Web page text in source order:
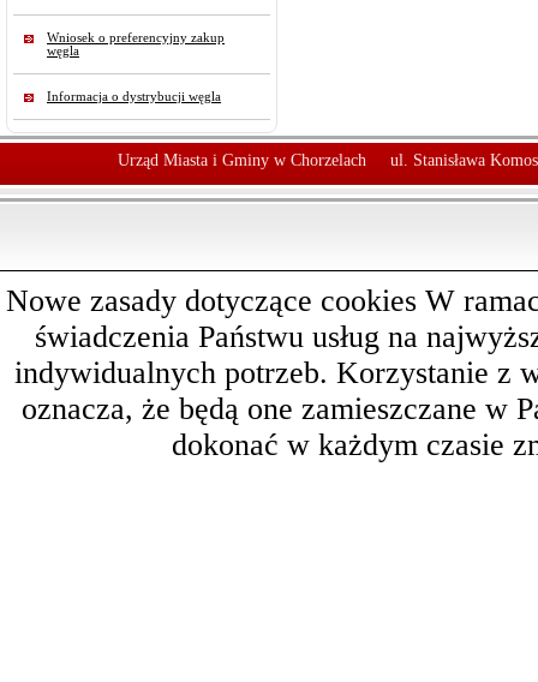
Wniosek o preferencyjny zakup
węgla
Informacja o dystrybucji węgla
Urząd Miasta i Gminy w Chorzelach ul. Stanisława
Nowe zasady dotyczące cookies W
świadczenia Państwu usług na
indywidualnych potrzeb. Korzystanie z
oznacza, że będą one zamieszczane w
dokonać w każdym czasie